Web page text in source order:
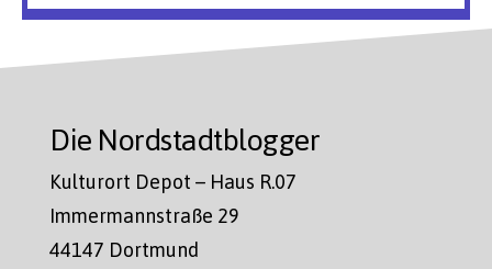
Die Nordstadtblogger
Kulturort Depot – Haus R.07
Immermannstraße 29
44147 Dortmund